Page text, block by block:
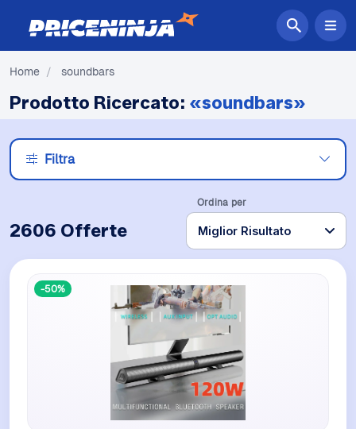
Home / soundbars
Prodotto Ricercato: «soundbars»
Filtra
2606 Offerte
Ordina per
-50%